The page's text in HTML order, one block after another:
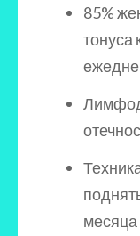
85%
тонуса
месяца